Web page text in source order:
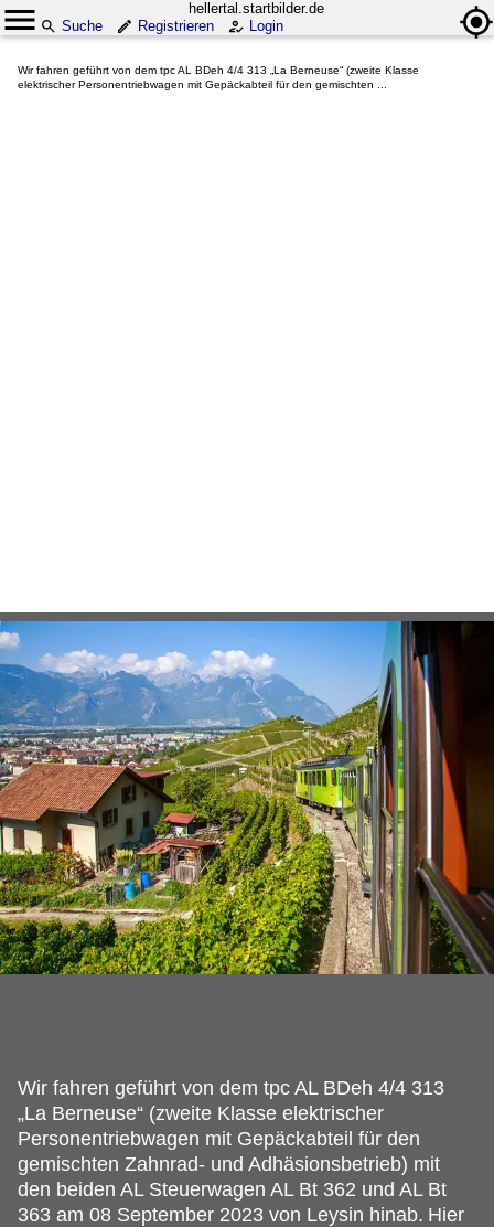
hellertal.startbilder.de
Suche
Registrieren Login
Wir fahren geführt von dem tpc AL BDeh 4/4 313 „La Berneuse“ (zweite Klasse
elektrischer Personentriebwagen mit Gepäckabteil für den gemischten ...
Wir fahren geführt von dem tpc AL BDeh 4/4 313
„La Berneuse“ (zweite Klasse elektrischer
Personentriebwagen mit Gepäckabteil für den
gemischten Zahnrad- und Adhäsionsbetrieb) mit
den beiden AL Steuerwagen AL Bt 362 und AL Bt
363 am 08 September 2023 von Leysin hinab. Hier